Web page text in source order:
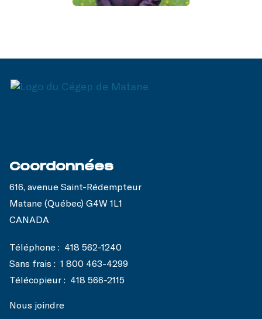
Coordonnées
616, avenue Saint-Rédempteur
Matane (Québec) G4W 1L1
CANADA
Téléphone : 418 562-1240
Sans frais : 1 800 463-4299
Télécopieur : 418 566-2115
Nous joindre